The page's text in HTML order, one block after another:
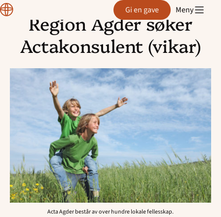
innhold
Normisjon Gi en gave Meny
Region Agder søker
Actakonsulent (vikar)
Acta Agder består av over hundre lokale fellesskap.